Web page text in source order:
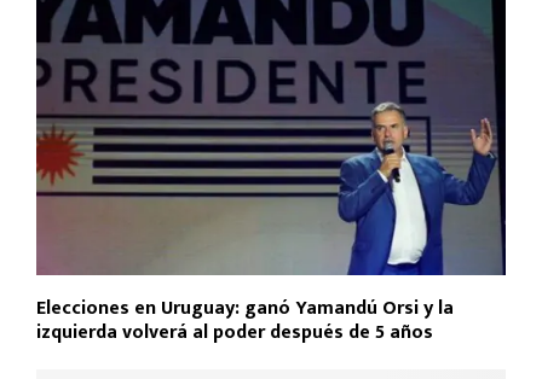
Elecciones en Uruguay: ganó Yamandú Orsi y la
izquierda volverá al poder después de 5 años